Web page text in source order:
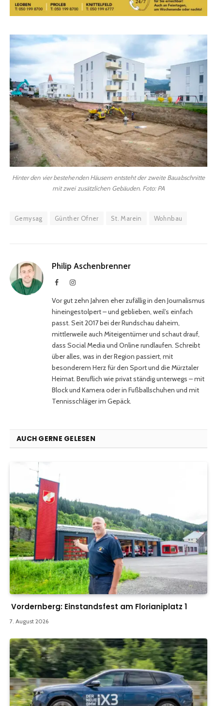
Hinter den vier bestehenden Häusern entsteht der zweite Bauabschnitte
mit zwei zusätzlichen Gebäuden. Foto: PA
Gemysag Günther Ofner St. Marein Wohnbau
Philip Aschenbrenner
FacebookInstagram
Vor gut zehn Jahren eher zufällig in den Journalismus
hineingestolpert – und geblieben, weil’s einfach
passt. Seit 2017 bei der Rundschau daheim,
mittlerweile auch Miteigentümer und schaut drauf,
dass Social Media und Online rundlaufen. Schreibt
über alles, was in der Region passiert, mit
besonderem Herz für den Sport und die Mürztaler
Heimat. Beruflich wie privat ständig unterwegs – mit
Block und Kamera oder in Fußballschuhen und mit
Tennisschläger im Gepäck.
AUCH GERNE GELESEN
Vordernberg: Einstandsfest am Florianiplatz 1
7. August 2026